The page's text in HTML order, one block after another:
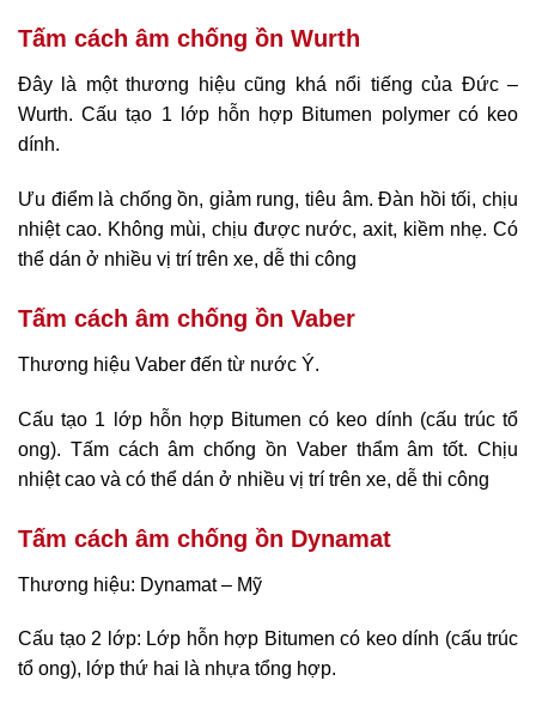
Tấm cách âm chống ồn Wurth
Đây là một thương hiệu cũng khá nổi tiếng của Đức –
Wurth. Cấu tạo 1 lớp hỗn hợp Bitumen polymer có keo
dính.
Ưu điểm là chống ồn, giảm rung, tiêu âm. Đàn hồi tối, chịu
nhiệt cao. Không mùi, chịu được nước, axit, kiềm nhẹ. Có
thể dán ở nhiều vị trí trên xe, dễ thi công
Tấm cách âm chống ồn Vaber
Thương hiệu Vaber đến từ nước Ý.
Cấu tạo 1 lớp hỗn hợp Bitumen có keo dính (cấu trúc tổ
ong). Tấm cách âm chống ồn Vaber thẩm âm tốt. Chịu
nhiệt cao và có thể dán ở nhiều vị trí trên xe, dễ thi công
Tấm cách âm chống ồn Dynamat
Thương hiệu: Dynamat – Mỹ
Cấu tạo 2 lớp: Lớp hỗn hợp Bitumen có keo dính (cấu trúc
tổ ong), lớp thứ hai là nhựa tổng hợp.